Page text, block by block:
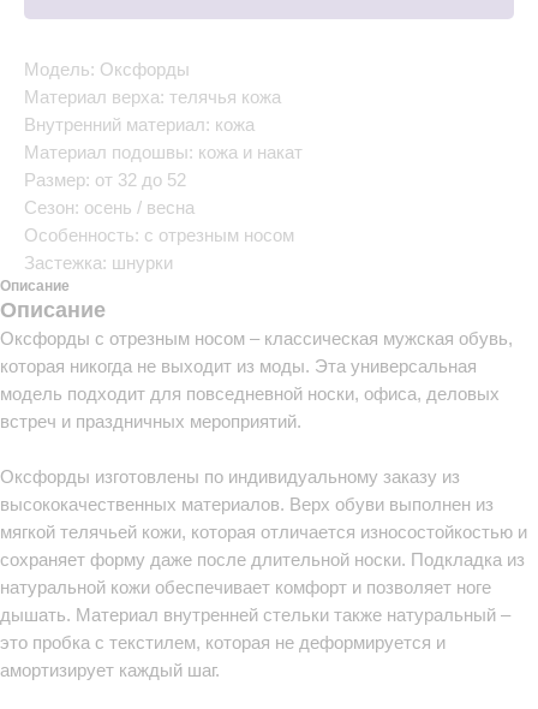
Модель: Оксфорды
Материал верха: телячья кожа
Внутренний материал: кожа
Материал подошвы: кожа и накат
Размер: от 32 до 52
Сезон: осень / весна
Особенность: с отрезным носом
Застежка: шнурки
Описание
Описание
Оксфорды с отрезным носом – классическая мужская обувь,
которая никогда не выходит из моды. Эта универсальная
модель подходит для повседневной носки, офиса, деловых
встреч и праздничных мероприятий.
Оксфорды изготовлены по индивидуальному заказу из
высококачественных материалов. Верх обуви выполнен из
мягкой телячьей кожи, которая отличается износостойкостью и
сохраняет форму даже после длительной носки. Подкладка из
натуральной кожи обеспечивает комфорт и позволяет ноге
дышать. Материал внутренней стельки также натуральный –
это пробка с текстилем, которая не деформируется и
амортизирует каждый шаг.